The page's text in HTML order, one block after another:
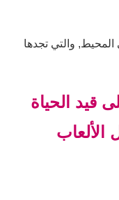
المحيط, والتي تجدها
قيد الحياة